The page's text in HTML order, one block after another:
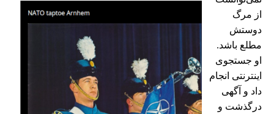
از مرگ
دوستش
مطلع باشد.
او جستجوی
اینترنتی انجام
داد و آگهی
درگذشت و